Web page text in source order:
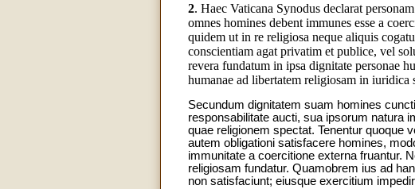
2. Haec Vaticana Synodus declarat
omnes homines debent immunes esse a
quidem ut in re religiosa neque aliquis
conscientiam agat privatim et publice, vel
revera fundatum in ipsa dignitate personae
humanae ad libertatem religiosam in
Secundum dignitatem suam homines
responsabilitate aucti, sua ipsorum natura
quae religionem spectat. Tenentur quoque
autem obligationi satisfacere homines,
immunitate a coercitione externa fruantur.
religiosam fundatur. Quamobrem ius ad
non satisfaciunt; eiusque exercitium